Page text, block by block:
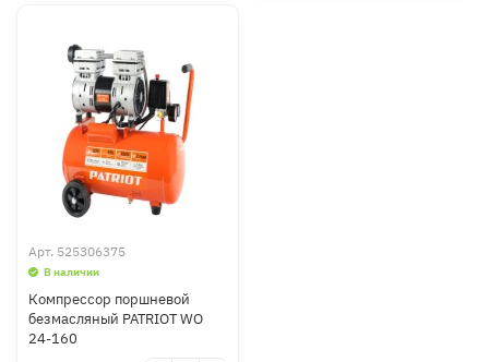
Арт. 525306375
В наличии
Компрессор поршневой
безмасляный PATRIOT WO
24-160